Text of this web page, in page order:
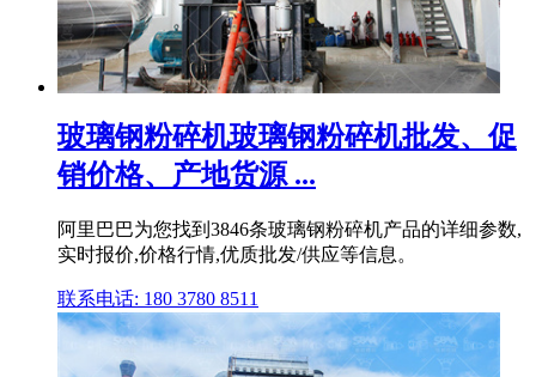
玻璃钢粉碎机玻璃钢粉碎机批发、促
销价格、产地货源 ...
阿里巴巴为您找到3846条玻璃钢粉碎机产品的详细参数,
实时报价,价格行情,优质批发/供应等信息。
联系电话: 180 3780 8511